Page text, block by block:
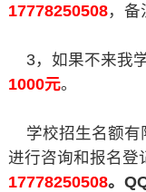
17778250508，备
3，如果不来我
1000元。
学校招生名额有
进行咨询和报名登
17778250508。